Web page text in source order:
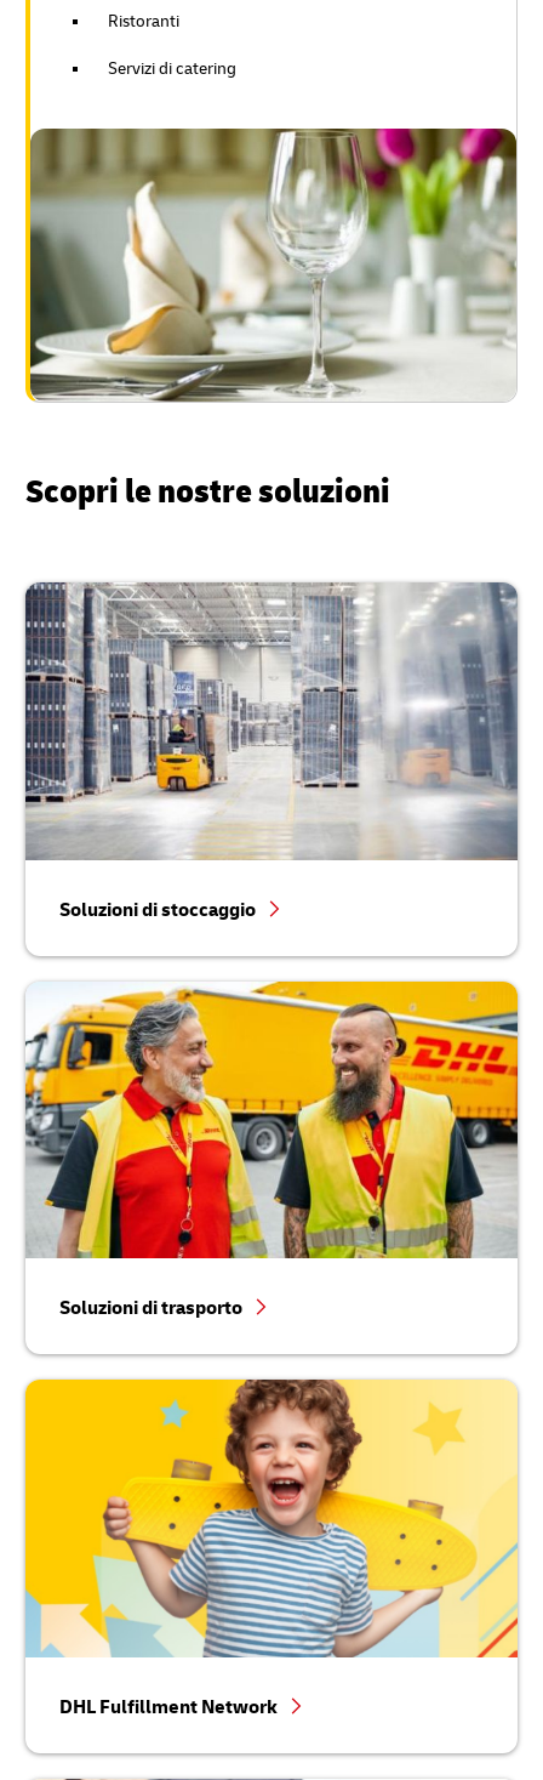
Ristoranti
Servizi di catering
Scopri le nostre soluzioni
Soluzioni di stoccaggio
Soluzioni di trasporto
DHL Fulfillment Network